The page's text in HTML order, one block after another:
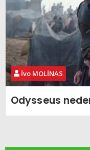
İvo MOLİNAS
Odysseus